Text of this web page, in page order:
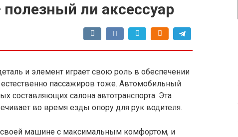
ли аксессуар
и элемент играет свою роль в обеспечении
пассажиров тоже. Автомобильный
составляющих салона автотранспорта. Эта
во время езды опору для рук водителя.
машине с максимальным комфортом, и